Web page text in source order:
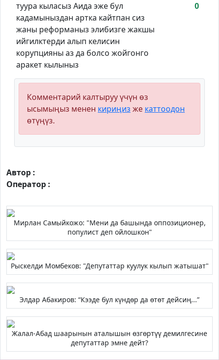
туура кыласыз Аида эже бул
кадамыныздан артка кайтпан сиз
жаны реформаныз элибизге жакшы
ийгилктерди алып келисин
корупцияны аз да болсо жойгонго
аракет кылыныз
0
Комментарий калтыруу үчүн өз
ысымыңыз менен кириңиз же каттоодон
өтүңүз.
Автор :
Оператор :
Мирлан Самыйкожо: "Мени да башында оппозиционер,
популист деп ойлошкон"
Рыскелди Момбеков: "Депутаттар куулук кылып жатышат"
Элдар Абакиров: “Кээде бул күндөр да өтөт дейсиң...”
Жалал-Абад шаарынын аталышын өзгөртүү демилгесине
депутаттар эмне дейт?